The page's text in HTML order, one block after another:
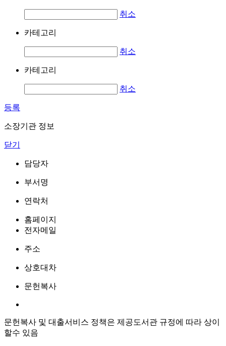
취소
카테고리
취소
카테고리
취소
등록
소장기관 정보
닫기
담당자
부서명
연락처
홈페이지
전자메일
주소
상호대차
문헌복사
문헌복사 및 대출서비스 정책은 제공도서관 규정에 따라 상이
할수 있음